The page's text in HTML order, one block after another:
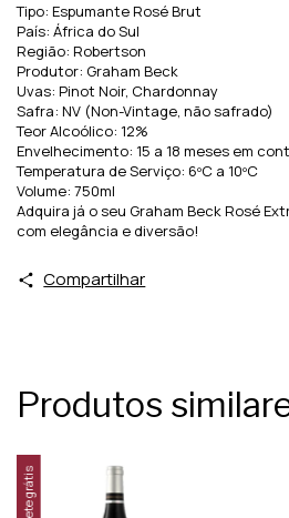
Tipo: Espumante Rosé Brut
País: África do Sul
Região: Robertson
Produtor: Graham Beck
Uvas: Pinot Noir, Chardonnay
Safra: NV (Non-Vintage, não safrado)
Teor Alcoólico: 12%
Envelhecimento: 15 a 18 meses em
Temperatura de Serviço: 6ºC a 10ºC
Volume: 750ml
Adquira já o seu Graham Beck Rosé
com elegância e diversão!
Compartilhar
Produtos
Frete grátis